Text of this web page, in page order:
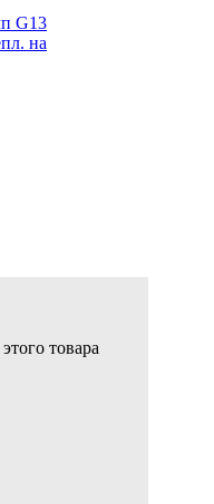
товара